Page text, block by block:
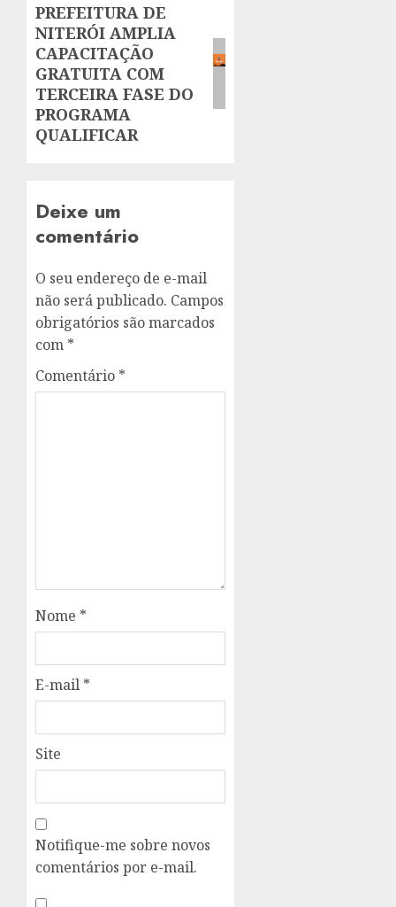
Next
post:
PREFEITURA DE
NITERÓI AMPLIA
CAPACITAÇÃO
GRATUITA COM
TERCEIRA FASE DO
PROGRAMA
QUALIFICAR
Deixe um
comentário
O seu endereço de e-mail
não será publicado. Campos
obrigatórios são marcados
com *
Comentário *
Nome *
E-mail *
Site
Notifique-me sobre novos
comentários por e-mail.